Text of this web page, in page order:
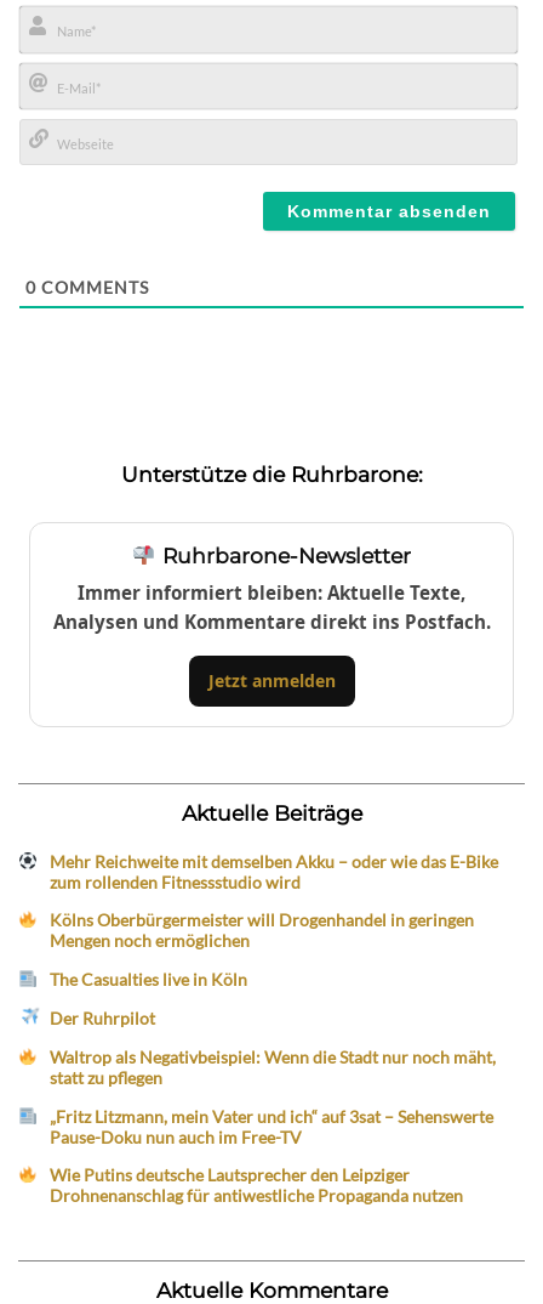
Name*
E-
Mail*
0 COMMENTS
Unterstütze die Ruhrbarone:
Ruhrbarone-Newsletter
Immer informiert bleiben: Aktuelle Texte,
Analysen und Kommentare direkt ins Postfach.
Jetzt anmelden
Aktuelle Beiträge
Mehr Reichweite mit demselben Akku – oder wie das E-Bike
zum rollenden Fitnessstudio wird
Kölns Oberbürgermeister will Drogenhandel in geringen
Mengen noch ermöglichen
The Casualties live in Köln
Der Ruhrpilot
Waltrop als Negativbeispiel: Wenn die Stadt nur noch mäht,
statt zu pflegen
„Fritz Litzmann, mein Vater und ich“ auf 3sat – Sehenswerte
Pause-Doku nun auch im Free-TV
Wie Putins deutsche Lautsprecher den Leipziger
Drohnenanschlag für antiwestliche Propaganda nutzen
Aktuelle Kommentare